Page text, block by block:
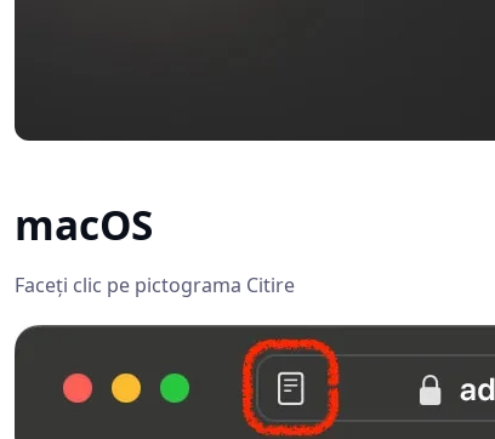
macOS
Faceți clic pe pictograma Citire